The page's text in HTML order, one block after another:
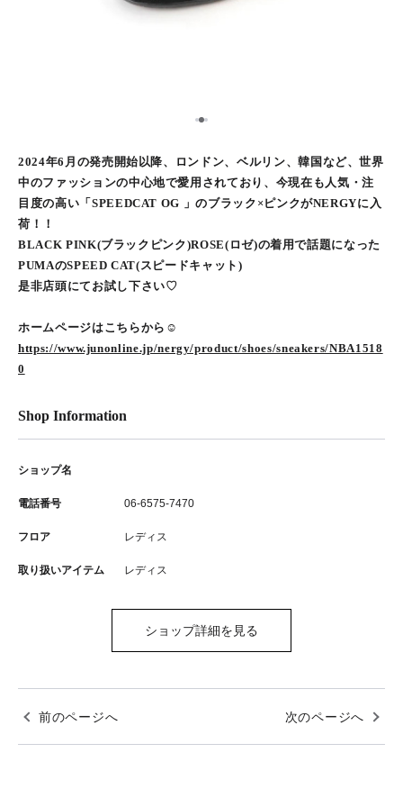
12
2024年6月の発売開始以降、ロンドン、ベルリン、韓国など、世界
中のファッションの中心地で愛用されており、今現在も人気・注
目度の高い「SPEEDCAT OG 」のブラック×ピンクがNERGYに入
荷！！
BLACK PINK(ブラックピンク)ROSE(ロゼ)の着用で話題になった
PUMAのSPEED CAT(スピードキャット)
是非店頭にてお試し下さい♡
ホームページはこちらから☺︎
https://www.junonline.jp/nergy/product/shoes/sneakers/NBA1518
0
Shop Information
ショップ名
電話番号 06-6575-7470
フロア レディス
取り扱いアイテム レディス
ショップ詳細を見る
前のページへ 次のページへ